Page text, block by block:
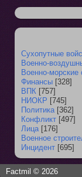
Сухопутные
Военно-
Военно-морские
Финансы [328]
ВПК [757]
НИОКР [745]
Политика [362]
Конфликт [497]
Лица [176]
Военное
Инцидент [695]
Factmil © 2026